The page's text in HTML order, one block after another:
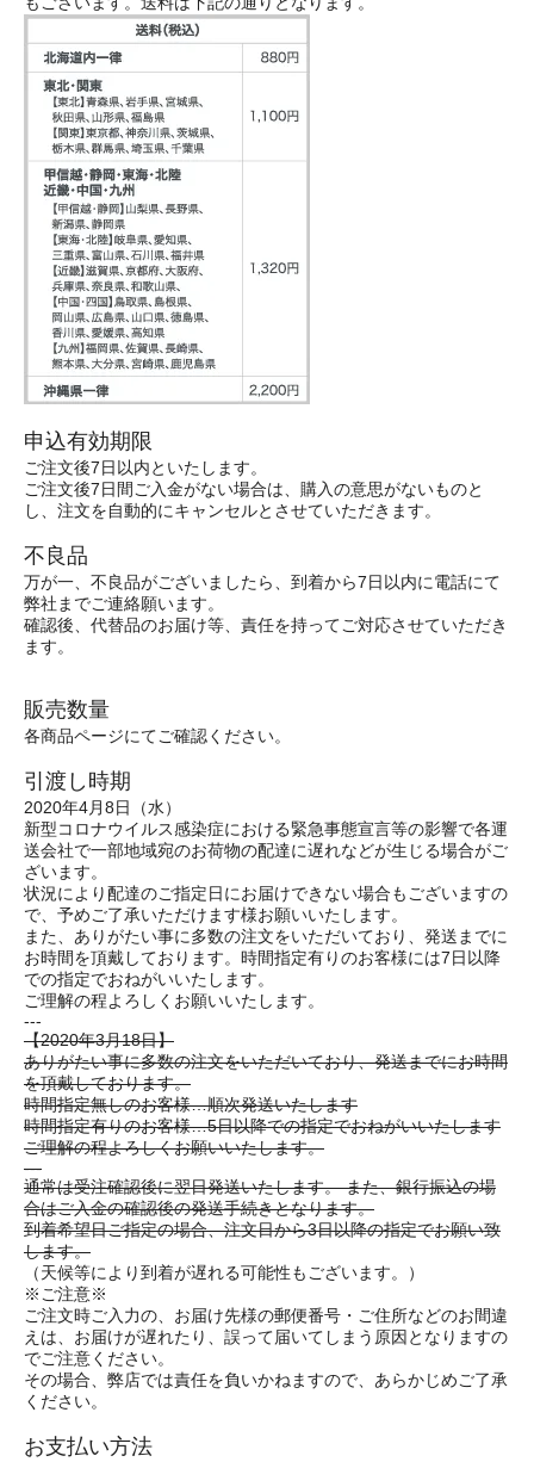
申込有効期限
ご注文後7日以内といたします。
ご注文後7日間ご入金がない場合は、購入の意思がないものと
し、注文を自動的にキャンセルとさせていただきます。
不良品
万が一、不良品がございましたら、到着から7日以内に電話にて
弊社までご連絡願います。
確認後、代替品のお届け等、責任を持ってご対応させていただき
ます。
販売数量
各商品ページにてご確認ください。
引渡し時期
2020年4月8日（水）
新型コロナウイルス感染症における緊急事態宣言等の影響で各運
送会社で一部地域宛のお荷物の配達に遅れなどが生じる場合がご
ざいます。
状況により配達のご指定日にお届けできない場合もございますの
で、予めご了承いただけます様お願いいたします。
また、ありがたい事に多数の注文をいただいており、発送までに
お時間を頂戴しております。時間指定有りのお客様には7日以降
での指定でおねがいいたします。
ご理解の程よろしくお願いいたします。
---
【2020年3月18日】
ありがたい事に多数の注文をいただいており、発送までにお時間
を頂戴しております。
時間指定無しのお客様…順次発送いたします
時間指定有りのお客様…5日以降での指定でおねがいいたします
ご理解の程よろしくお願いいたします。
---
通常は受注確認後に翌日発送いたします。 また、銀行振込の場
合はご入金の確認後の発送手続きとなります。
到着希望日ご指定の場合、注文日から3日以降の指定でお願い致
します。
（天候等により到着が遅れる可能性もございます。）
※ご注意※
ご注文時ご入力の、お届け先様の郵便番号・ご住所などのお間違
えは、お届けが遅れたり、誤って届いてしまう原因となりますの
でご注意ください。
その場合、弊店では責任を負いかねますので、あらかじめご了承
ください。
お支払い方法